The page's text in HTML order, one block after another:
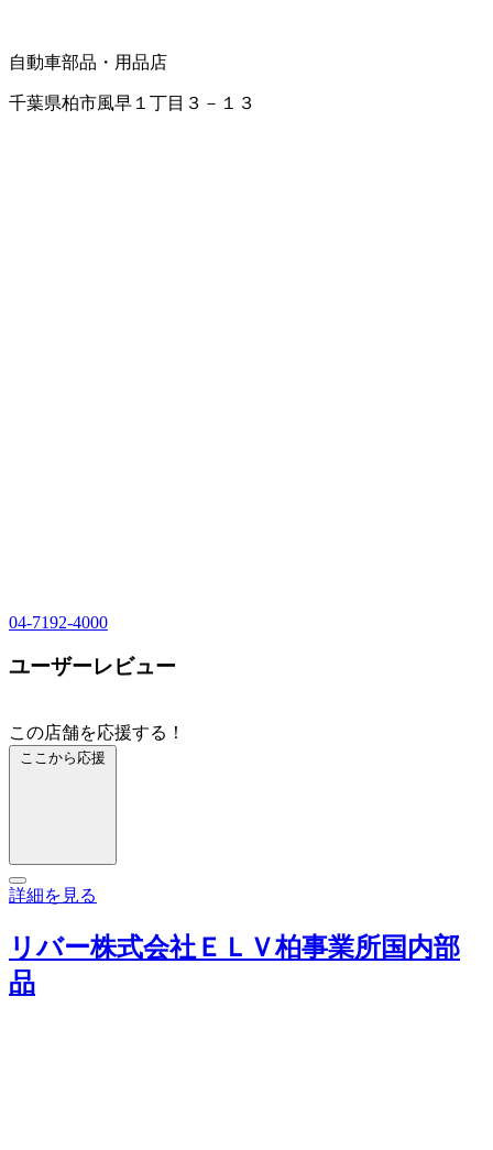
自動車部品・用品店
千葉県柏市風早１丁目３－１３
04-7192-4000
ユーザーレビュー
この店舗を応援する！
ここから応援
詳細を見る
リバー株式会社ＥＬＶ柏事業所国内部
品